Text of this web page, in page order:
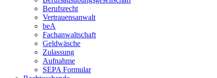
Berufsrecht
Vertrauensanwalt
beA
Fachanwaltschaft
Geldwäsche
Zulassung
Aufnahme
SEPA Formular